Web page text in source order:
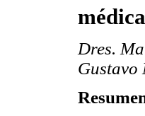
médica
Dres.
Gustavo